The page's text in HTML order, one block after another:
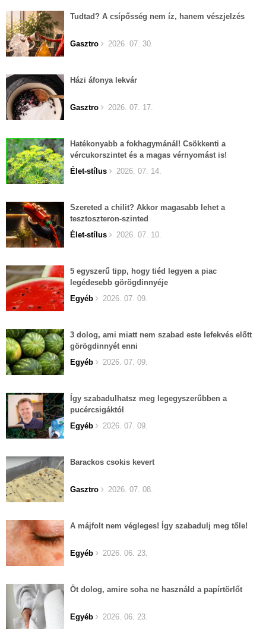
Tudtad? A csípősség nem íz, hanem vészjelzés
Gasztro 2026. 07. 30.
Házi áfonya lekvár
Gasztro 2026. 07. 17.
Hatékonyabb a fokhagymánál! Csökkenti a
vércukorszintet és a magas vérnyomást is!
Élet-stílus
2026. 07. 14.
Szereted a chilit? Akkor magasabb lehet a
tesztoszteron-szinted
Élet-stílus
2026. 07. 10.
5 egyszerű tipp, hogy tiéd legyen a piac
legédesebb görögdinnyéje
Egyéb
2026. 07. 09.
3 dolog, ami miatt nem szabad este lefekvés előtt
görögdinnyét enni
Egyéb
2026. 07. 09.
Így szabadulhatsz meg legegyszerűbben a
pucércsigáktól
Egyéb
2026. 07. 09.
Barackos csokis kevert
Gasztro 2026. 07. 08.
A májfolt nem végleges! Így szabadulj meg tőle!
Egyéb 2026. 06. 23.
Öt dolog, amire soha ne használd a papírtörlőt
Egyéb 2026. 06. 23.